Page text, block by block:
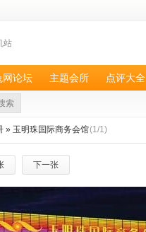
站
网论坛 主题会所 点评大全
索
» 玉明珠国际商务会馆(1/1)
下一张